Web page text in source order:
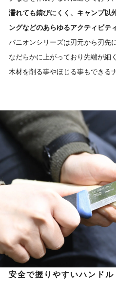
濡れても錆びにくく、キャンプ以
ングなどのあらゆるアクティビテ
パニオンシリーズは刃元から刃先
なだらかに上がっており先端が細
木材を削る事やほじる事もできる
安全で握りやすいハンドル